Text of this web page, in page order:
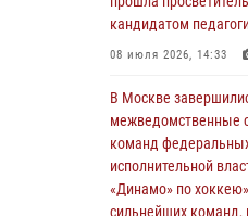
Росгвардейцы
обеспечении
02 августа 2026, 13:28
За минувшие сутки
выезжали два раза
31 июля 2026, 13:53
кандидатом
08 июля 2026, 14:33
В Москве
межведомственные
команд
исполнительной
«Динамо» по
сильнейших